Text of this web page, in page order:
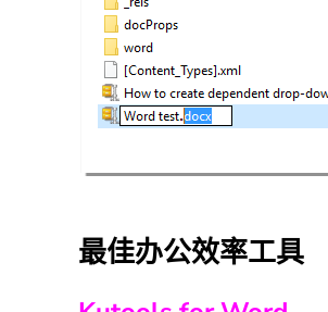
最佳办公效率工具